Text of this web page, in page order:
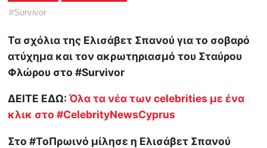
#Survivor
Τα σχόλια της Ελισάβετ Σπανού για το σοβαρό
ατύχημα και τον ακρωτηριασμό του Σταύρου
Φλώρου στο #Survivor
ΔΕΙΤΕ ΕΔΩ:Όλα τα νέα των celebrities με ένα
κλικ στο #CelebrityNewsCyprus
Στο #ΤοΠρωινό μίλησε η Ελισάβετ Σπανού